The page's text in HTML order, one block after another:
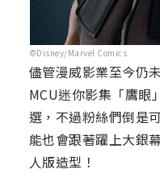
©Disney/Marvel Comics
儘管漫威影業至今仍
MCU迷你影集「鷹眼
選，不過粉絲們倒是
能也會跟著躍上大銀
人版造型！